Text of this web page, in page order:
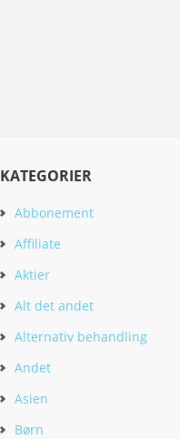
KATEGORIER
Abbonement
Affiliate
Aktier
Alt det andet
Alternativ behandling
Andet
Asien
Børn